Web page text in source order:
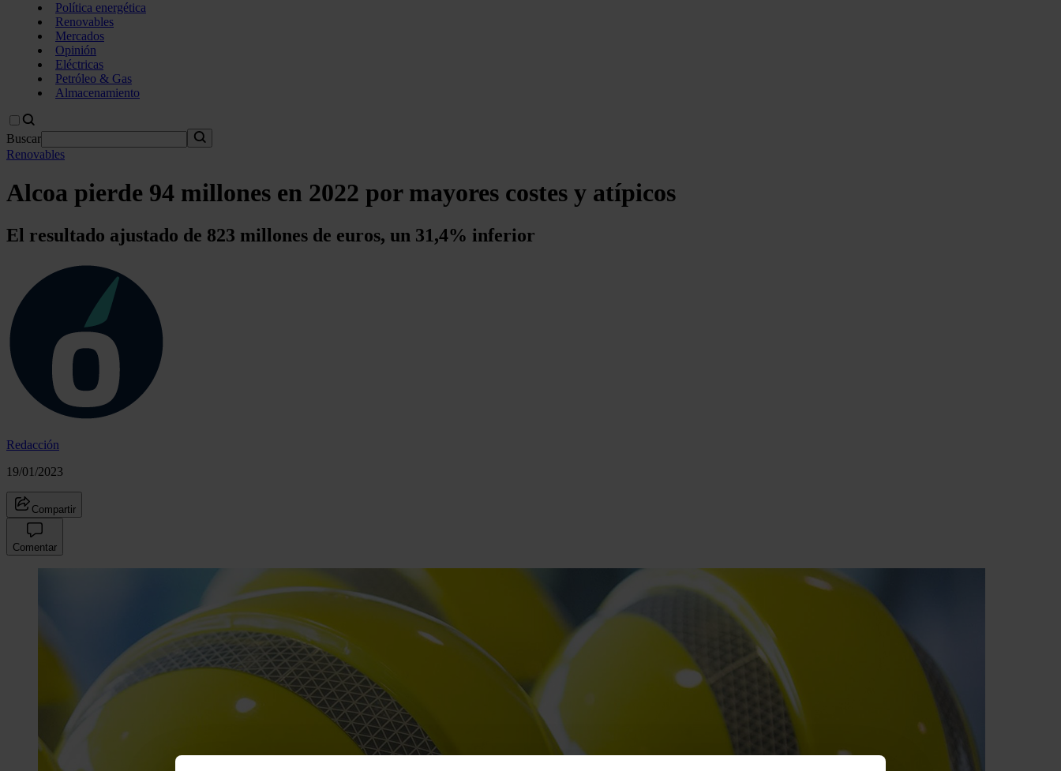
Política energética
Renovables
Mercados
Opinión
Eléctricas
Petróleo & Gas
Almacenamiento
Buscar
Renovables
Alcoa pierde 94 millones en 2022 por mayores costes y atípicos
El resultado ajustado de 823 millones de euros, un 31,4% inferior
Redacción
19/01/2023
Compartir
Comentar